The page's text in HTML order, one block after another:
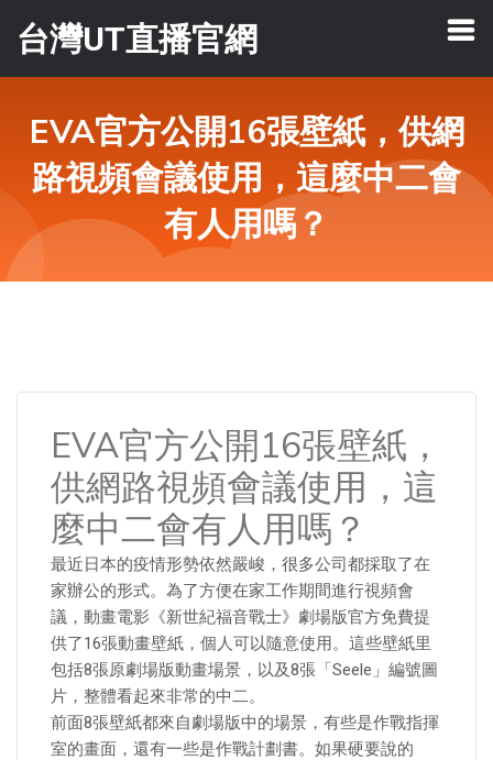
台灣UT直播官網
EVA官方公開16張壁紙，供網
路視頻會議使用，這麼中二會
有人用嗎？
EVA官方公開16張壁紙，
供網路視頻會議使用，這
麼中二會有人用嗎？
最近日本的疫情形勢依然嚴峻，很多公司都採取了在
家辦公的形式。為了方便在家工作期間進行視頻會
議，動畫電影《新世紀福音戰士》劇場版官方免費提
供了16張動畫壁紙，個人可以隨意使用。這些壁紙里
包括8張原劇場版動畫場景，以及8張「Seele」編號圖
片，整體看起來非常的中二。
前面8張壁紙都來自劇場版中的場景，有些是作戰指揮
室的畫面，還有一些是作戰計劃書。如果硬要說的